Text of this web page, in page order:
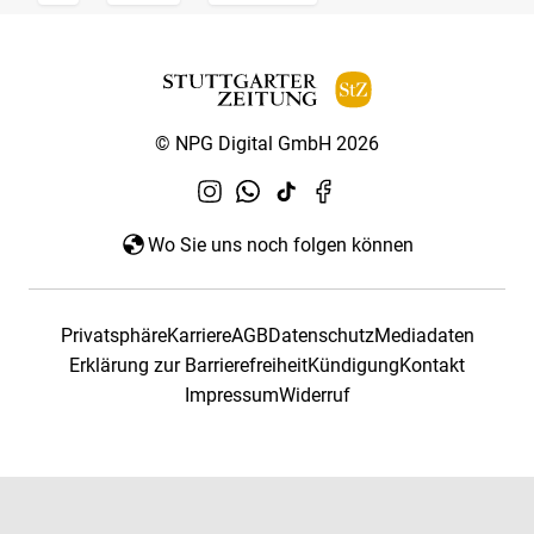
© NPG Digital GmbH 2026
Wo Sie uns noch folgen können
PrivatsphäreKarriereAGBDatenschutzMediadaten
Erklärung zur BarrierefreiheitKündigungKontakt
ImpressumWiderruf